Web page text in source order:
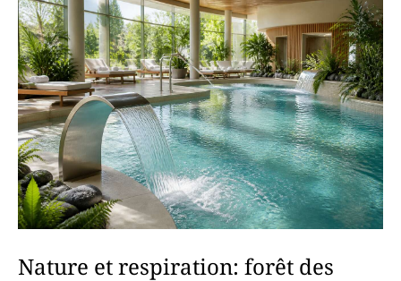
Nature et respiration: forêt des